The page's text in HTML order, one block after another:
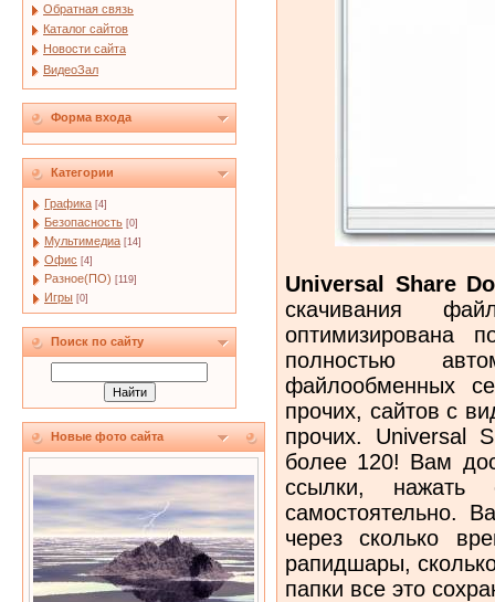
Обратная связь
Каталог сайтов
Новости сайта
ВидеоЗал
Форма входа
Категории
Графика [4]
Безопасность [0]
Мультимедиа [14]
Офис [4]
Разное(ПО) [119]
Игры [0]
Поиск по сайту
Новые фото сайта
Universal Share
скачивания
оптимизирована
полностью
файлообменных
прочих, сайтов с
прочих. Universal
более 120! Вам
ссылки,
самостоятельно.
через сколько
рапидшары,
папки все это